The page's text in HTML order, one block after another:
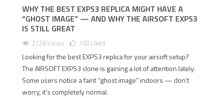
WHY THE BEST EXPS3 REPLICA MIGHT HAVE A
“GHOST IMAGE” — AND WHY THE AIRSOFT EXPS3
IS STILL GREAT
2728 Views 100 Liked
Looking for the best EXPS3 replica for your airsoft setup?
The AIRSOFT EXPS3 clone is gaining a lot of attention lately.
Some users notice a faint “ghost image” indoors — don’t
worry, it’s completely normal.